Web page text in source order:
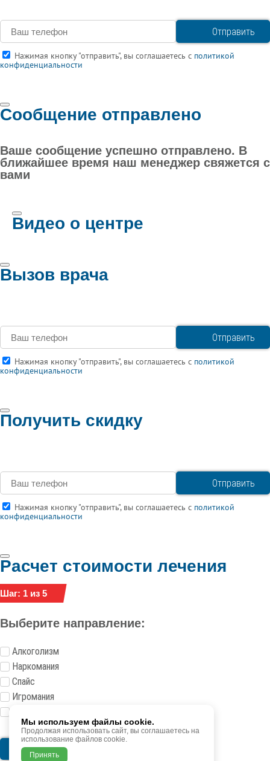
Мы используем файлы cookie.
Продолжая использовать сайт, вы соглашаетесь на
использование файлов cookie.
Принять
Нажимая кнопку "отправить", вы соглашаетесь с политикой
конфиденциальности
Сообщение отправлено
Ваше сообщение успешно отправлено. В
ближайшее время наш менеджер свяжется с
вами
Видео о центре
Вызов врача
Нажимая кнопку "отправить", вы соглашаетесь с политикой
конфиденциальности
Получить скидку
Нажимая кнопку "отправить", вы соглашаетесь с политикой
конфиденциальности
Расчет стоимости лечения
Шаг: 1 из 5
Выберите направление:
Алкоголизм
Наркомания
Спайс
Игромания
Следующий шаг